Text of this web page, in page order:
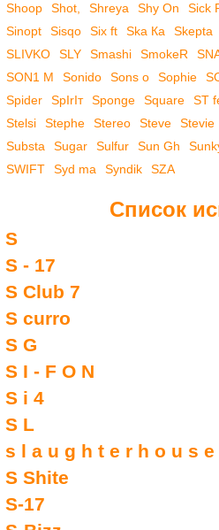
Shoop
Shot, Shreya Shy On
Sick
Sinopt
Sisqo Six ft Ska Ка
Skepta
SLIVKO
SLY Smashi SmokeR
SON1 M
Sonido Sons o Sophie
Spider
SpIrIт Sponge Square
ST
Stelsi
Stephe Stereo Steve
Stevie
Substa
Sugar Sulfur Sun Gh
SWIFT
Syd ma Syndik SZA
Список
S
S - 17
S Club 7
S curro
S G
S I - F O N
S i 4
S L
s l a u g h t e r h o u s e
S Shite
S-17